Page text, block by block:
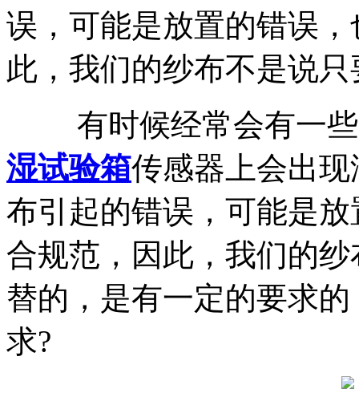
误，可能是放置的错误
此，我们的纱布不是说只
有时候经常会有一些
湿试验箱传感器上会出
布引起的错误，可能是
合规范，因此，我们的
替的，是有一定的要求
求?